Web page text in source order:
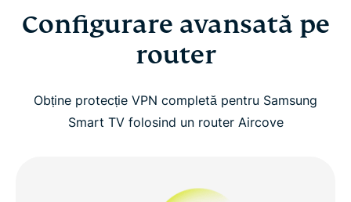
Configurare avansată pe
router
Obține protecție VPN completă pentru Samsung
Smart TV folosind un router Aircove